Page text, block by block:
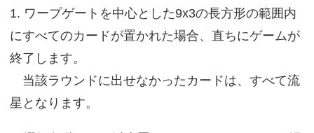
1. ワープゲートを中心とした9x3の長方形の範囲内
にすべてのカードが置かれた場合、直ちにゲームが
終了します。
当該ラウンドに出せなかったカードは、すべて流
星となります。